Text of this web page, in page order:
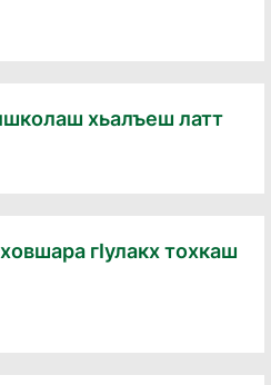
хьалъеш латт
гӀулакх тохкаш